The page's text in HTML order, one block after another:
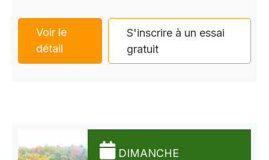
Voir le
détail
S'inscrire à un essai
gratuit
DIMANCHE